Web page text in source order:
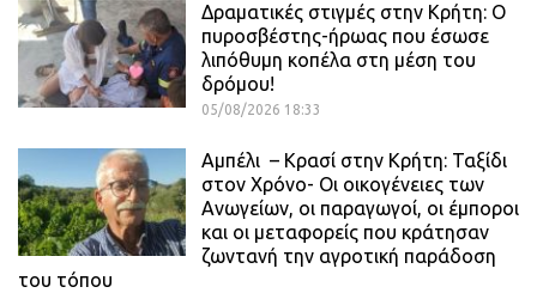
Δραματικές στιγμές στην Κρήτη: Ο
πυροσβέστης-ήρωας που έσωσε
λιπόθυμη κοπέλα στη μέση του
δρόμου!
05/08/2026 18:33
Αμπέλι – Κρασί στην Κρήτη: Ταξίδι
στον Χρόνο- Οι οικογένειες των
Ανωγείων, οι παραγωγοί, οι έμποροι
και οι μεταφορείς που κράτησαν
ζωντανή την αγροτική παράδοση
του τόπου